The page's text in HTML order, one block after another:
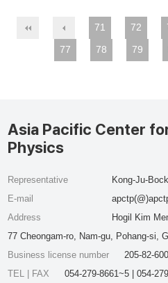
71 72
77
78 79
Asia Pacific Center
Physics
Representative
Kong-Ju-
E-mail
Address
Hogil Kim
77 Cheongam-ro, Nam-gu, Pohang-si,
Business license number
205-82-
TEL | FAX
054-279-8661~5 | 054-